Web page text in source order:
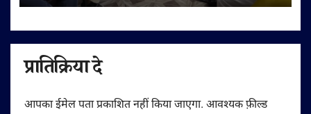
प्रातिक्रिया दे
आपका ईमेल पता प्रकाशित नहीं किया जाएगा. आवश्यक फ़ील्ड